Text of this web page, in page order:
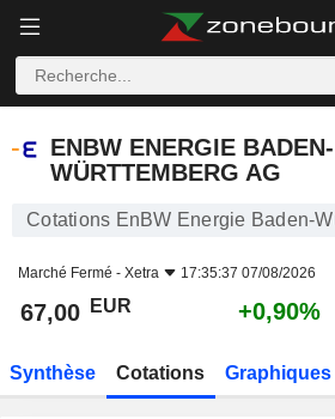
ENBW ENERGIE BADEN-
WÜRTTEMBERG AG
Cotations EnBW Energie Baden-
Marché Fermé - Xetra 17:35:37 07/08/2026
67,00 EUR +0,90%
Synthèse Cotations Graphiques